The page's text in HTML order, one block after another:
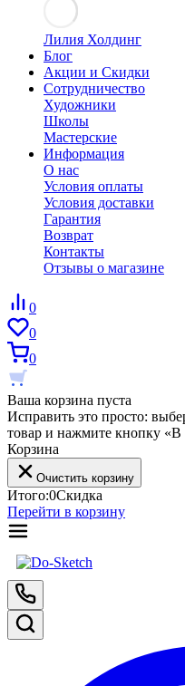
Лилия Холдинг
Блог
Акции и Скидки
Сотрудничество
Художники
Школы
Мастерские
Информация
О нас
Условия оплаты
Условия доставки
Гарантия
Возврат
Контакты
Отзывы о магазине
0
0
0
Ваша корзина пуста
Исправить это просто:
товар и нажмите кнопку «В
Корзина
Очистить корзину
Итого:0Скидка
Перейти в корзину